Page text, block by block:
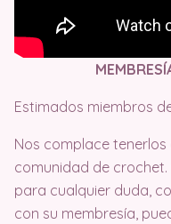
Estimados miembros
Nos complace
comunidad de
para cualquier duda,
con su membresía,